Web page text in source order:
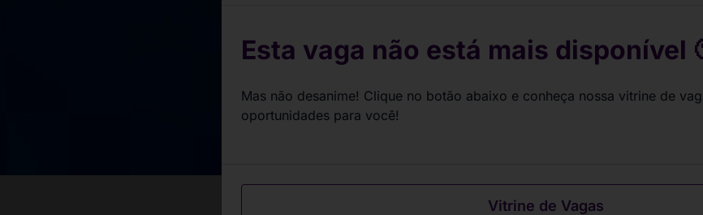
Dê o play na sua carreira.
Esta vaga não está mais disponível
Mas não desanime! Clique no botão abaixo e conheça nossa vitrine de
oportunidades para você!
Vitrine de Vagas